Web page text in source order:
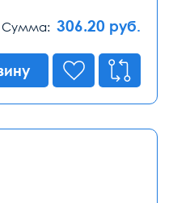
Сумма: 306.20 руб.